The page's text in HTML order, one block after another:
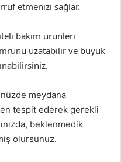
etmenizi sağlar.
bakım ürünleri
uzatabilir ve büyük
meydana
tespit ederek gerekli
beklenmedik
olursunuz.